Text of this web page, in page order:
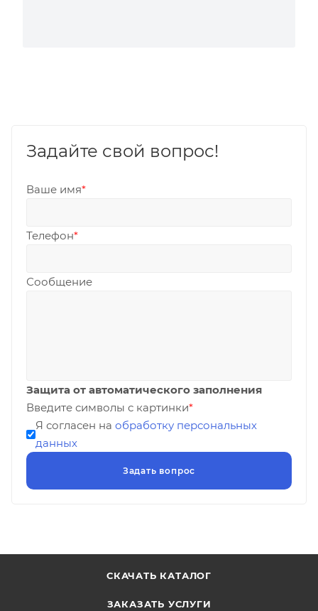
Задайте свой вопрос!
Ваше имя*
Телефон*
Сообщение
Защита от автоматического заполнения
Введите символы с картинки*
Я согласен на обработку персональных
данных
СКАЧАТЬ КАТАЛОГ
ЗАКАЗАТЬ УСЛУГИ